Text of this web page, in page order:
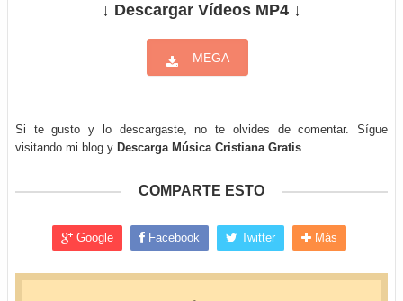
↓ Descargar Vídeos MP4 ↓
MEGA
Si te gusto y lo descargaste, no te olvides de comentar. Sígue
visitando mi blog y Descarga Música Cristiana Gratis
COMPARTE ESTO
Google Facebook Twitter Más